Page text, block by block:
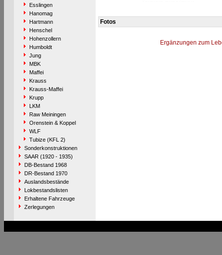
Esslingen
Hanomag
Hartmann
Henschel
Hohenzollern
Humboldt
Jung
MBK
Maffei
Krauss
Krauss-Maffei
Krupp
LKM
Raw Meiningen
Orenstein & Koppel
WLF
Tubize (KFL 2)
Sonderkonstruktionen
SAAR (1920 - 1935)
DB-Bestand 1968
DR-Bestand 1970
Auslandsbestände
Lokbestandslisten
Erhaltene Fahrzeuge
Zerlegungen
Fotos
Ergänzungen zum